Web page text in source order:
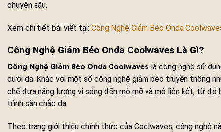
chuyên sâu.
Xem chi tiết bài viết tại: Công Nghệ Giảm Béo Onda
Công Nghệ Giảm Béo Onda Coolwaves Là Gì?
Công Nghệ Giảm Béo Onda Coolwaves là công nghệ sử
dưới da. Khác với một số công nghệ giảm béo truyền thống
chế đưa năng lượng vi sóng đến mô mỡ và mô liên kết, từ
trình săn chắc da.
Theo trang giới thiệu chính thức của Coolwaves, công nghệ